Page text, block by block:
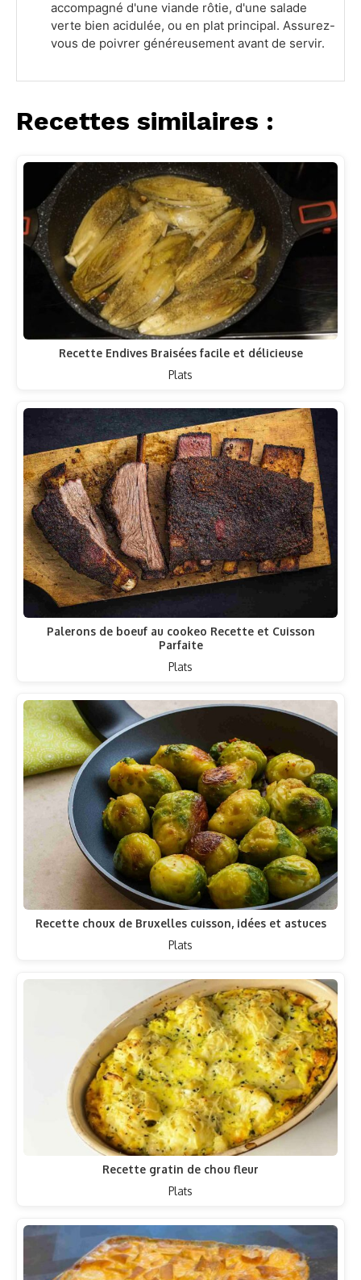
accompagné d'une viande rôtie, d'une salade
verte bien acidulée, ou en plat principal. Assurez-
vous de poivrer généreusement avant de servir.
Recettes similaires :
Recette Endives Braisées facile et délicieuse
Plats
Palerons de boeuf au cookeo Recette et Cuisson
Parfaite
Plats
Recette choux de Bruxelles cuisson, idées et astuces
Plats
Recette gratin de chou fleur
Plats